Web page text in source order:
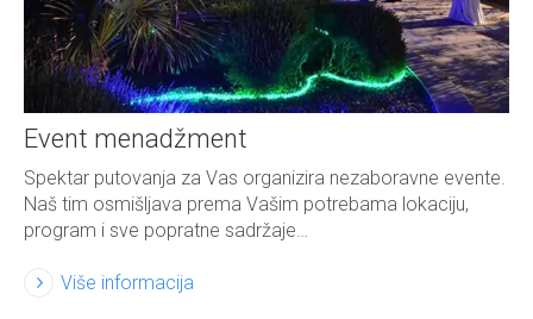
Event menadžment
Spektar putovanja za Vas organizira nezaboravne evente.
Naš tim osmišljava prema Vašim potrebama lokaciju,
program i sve popratne sadržaje…
Više informacija